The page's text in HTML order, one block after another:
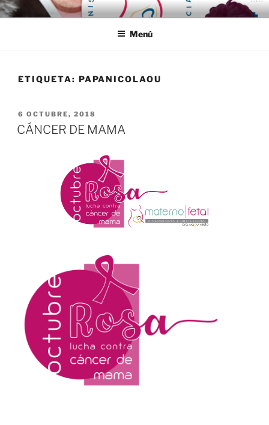
Ir
al
MATERNO FETAL TIJUANA
Menú
ETIQUETA: PAPANICOLAOU
PUBLICADO
EN
6 OCTUBRE, 2018
CÁNCER DE MAMA